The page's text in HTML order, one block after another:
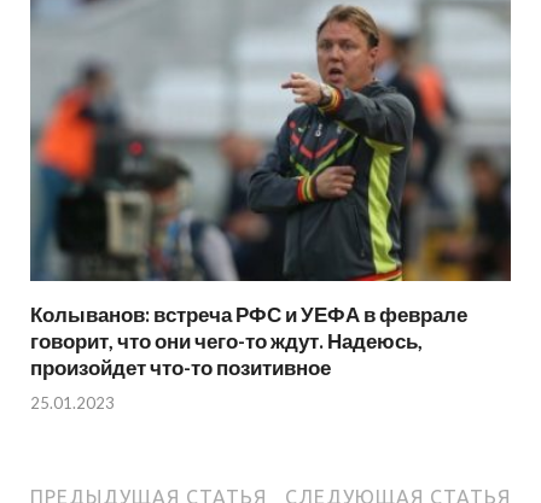
Колыванов: встреча РФС и УЕФА в феврале
говорит, что они чего-то ждут. Надеюсь,
произойдет что-то позитивное
25.01.2023
ПРЕДЫДУЩАЯ СТАТЬЯ СЛЕДУЮЩАЯ СТАТЬЯ